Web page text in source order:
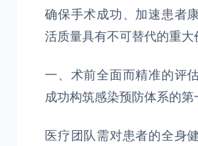
确保手术成功、加速患者
活质量具有不可替代的重大
一、术前全面而精准的评
成功构筑感染预防体系的第
医疗团队需对患者的全身